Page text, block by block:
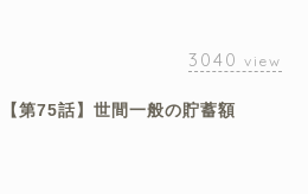
3040 view
【第75話】世間一般の貯蓄額